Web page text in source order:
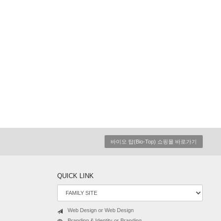
바이오 탑(Bio-Top) 쇼핑몰 바로가기
QUICK LINK
Web Design or Web Design